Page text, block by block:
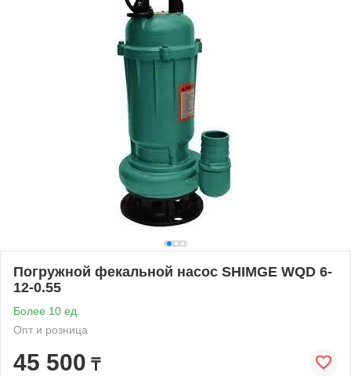
Погружной фекальной насос SHIMGE WQD 6-
12-0.55
Более 10 ед.
Опт и розница
45 500 ₸